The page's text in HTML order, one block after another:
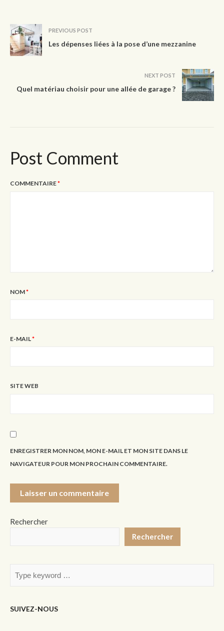
PREVIOUS POST
Les dépenses liées à la pose d’une mezzanine
NEXT POST
Quel matériau choisir pour une allée de garage ?
Post Comment
COMMENTAIRE*
NOM*
E-MAIL*
SITE WEB
ENREGISTRER MON NOM, MON E-MAIL ET MON SITE DANS LE
NAVIGATEUR POUR MON PROCHAIN COMMENTAIRE.
Rechercher
Rechercher
SUIVEZ-NOUS